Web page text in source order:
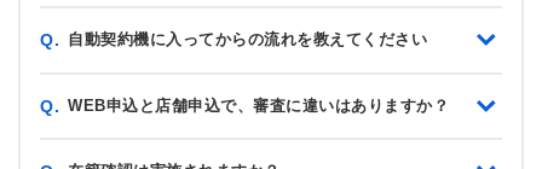
Q. 自動契約機に入ってからの流れを教えてください
Q. WEB申込と店舗申込で、審査に違いはありますか？